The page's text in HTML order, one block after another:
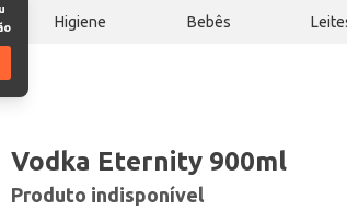
Higiene Bebês
Vodka Eternity 900ml
Produto indisponível